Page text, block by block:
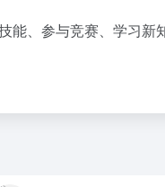
能、参与竞赛、学习